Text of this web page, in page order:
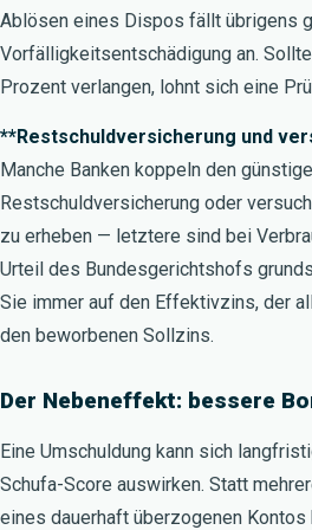
Ablösen eines Dispos fällt übrigens
Vorfälligkeitsentschädigung an.
Prozent verlangen, lohnt sich eine
**Restschuldversicherung und
Manche Banken koppeln den
Restschuldversicherung oder
zu erheben — letztere sind bei
Urteil des Bundesgerichtshofs
Sie immer auf den Effektivzins, der
den beworbenen Sollzins.
Der Nebeneffekt: bessere
Eine Umschuldung kann sich
Schufa-Score auswirken. Statt
eines dauerhaft überzogenen Kontos